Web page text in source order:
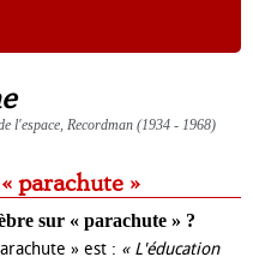
l'espace, Recordman (1934 - 1968)
parachute »
sur « parachute » ?
» est : « L'éducation